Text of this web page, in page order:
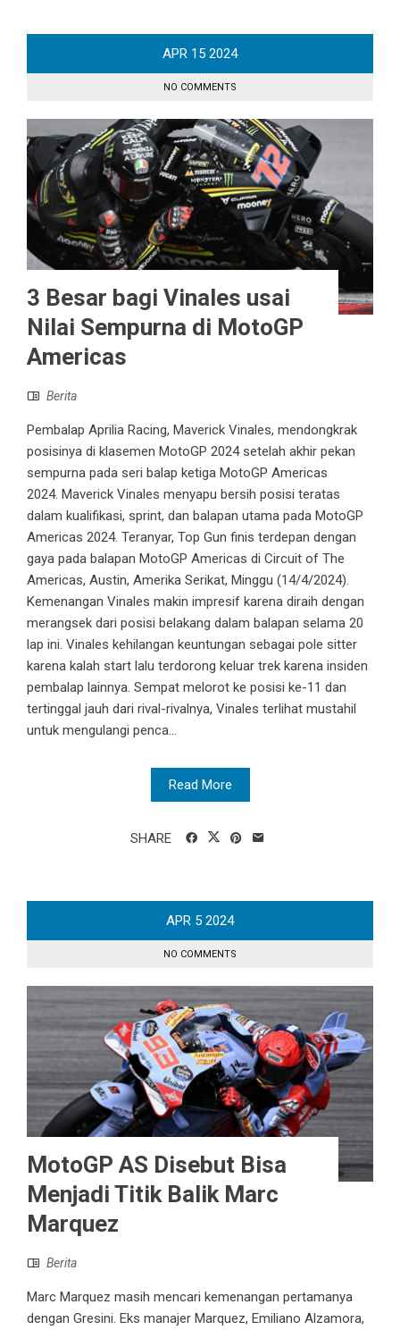
APR 15 2024
NO COMMENTS
3 Besar bagi Vinales usai
Nilai Sempurna di MotoGP
Americas
Berita
Pembalap Aprilia Racing, Maverick Vinales, mendongkrak
posisinya di klasemen MotoGP 2024 setelah akhir pekan
sempurna pada seri balap ketiga MotoGP Americas
2024. Maverick Vinales menyapu bersih posisi teratas
dalam kualifikasi, sprint, dan balapan utama pada MotoGP
Americas 2024. Teranyar, Top Gun finis terdepan dengan
gaya pada balapan MotoGP Americas di Circuit of The
Americas, Austin, Amerika Serikat, Minggu (14/4/2024).
Kemenangan Vinales makin impresif karena diraih dengan
merangsek dari posisi belakang dalam balapan selama 20
lap ini. Vinales kehilangan keuntungan sebagai pole sitter
karena kalah start lalu terdorong keluar trek karena insiden
pembalap lainnya. Sempat melorot ke posisi ke-11 dan
tertinggal jauh dari rival-rivalnya, Vinales terlihat mustahil
untuk mengulangi penca...
Read More
SHARE
APR 5 2024
NO COMMENTS
MotoGP AS Disebut Bisa
Menjadi Titik Balik Marc
Marquez
Berita
Marc Marquez masih mencari kemenangan pertamanya
dengan Gresini. Eks manajer Marquez, Emiliano Alzamora,